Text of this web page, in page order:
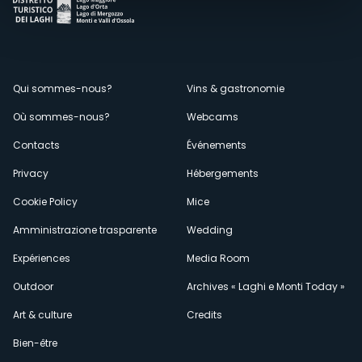
Menù
secondario
Qui sommes-nous?
Où sommes-nous?
Contacts
Privacy
Cookie Policy
Amministrazione trasparente
Expériences
Outdoor
Art & culture
Bien-être
Vins & gastronomie
Webcams
Événements
Hébergements
Mice
Wedding
Media Room
Archives « Laghi e Monti Today »
Credits